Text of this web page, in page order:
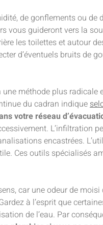
de gonflements ou
vous guideront vers la
les toilettes et autour
d’éventuels bruits de
méthode plus
du cadran indique
votre réseau
L’infiltration
encastrées.
Ces outils spécialisés
car une odeur de
à l’esprit que
de l’eau. Par